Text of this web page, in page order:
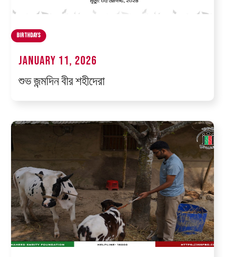
Birthdays
January 11, 2026
শুভ জন্মদিন বীর শহীদেরা